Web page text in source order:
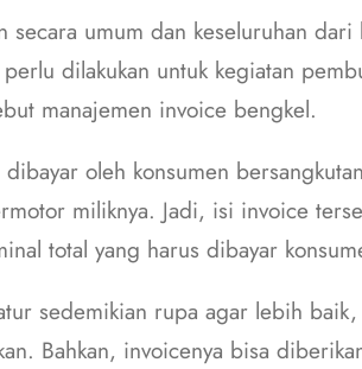
secara umum dan keseluruhan
dilakukan untuk kegiatan
manajemen invoice bengkel.
oleh konsumen
miliknya. Jadi, isi invoice
total yang harus dibayar
sedemikian rupa agar lebih baik,
Bahkan, invoicenya bisa